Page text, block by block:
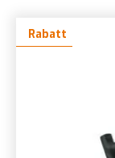
Rabatt